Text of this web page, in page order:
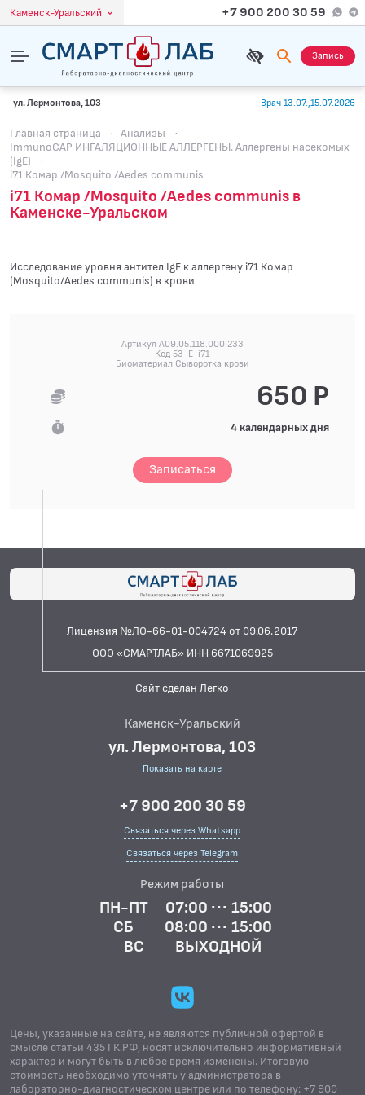
Каменск-Уральский +7 900 200 30 59
Запись
ул. Лермонтова, 103 Врач 13.07.,15.07.2026
Главная страница · Анализы
·
ImmunoCAP ИНГАЛЯЦИОННЫЕ АЛЛЕРГЕНЫ. Аллергены насекомых
(IgE)
·
i71 Комар /Mosquito /Aedes communis
i71 Комар /Mosquito /Aedes communis в
Каменске-Уральском
Исследование уровня антител IgE к аллергену i71 Комар
(Mosquito/Aedes communis) в крови
Артикул A09.05.118.000.233
Код 53-E-i71
Биоматериал Сыворотка крови
650 Р
4 календарных дня
Записаться
Лицензия №ЛО-66-01-004724 от 09.06.2017
ООО «СМАРТЛАБ» ИНН 6671069925
Сайт сделан Легко
Каменск-Уральский
ул. Лермонтова, 103
Показать на карте
+7 900 200 30 59
Связаться через Whatsapp
Связаться через Telegram
Режим работы
ПН-ПТ
07:00 ··· 15:00
СБ
08:00 ··· 15:00
ВС
ВЫХОДНОЙ
Цены, указанные на сайте, не являются публичной офертой в
смысле статьи 435 ГК.РФ, носят исключительно информативный
характер и могут быть в любое время изменены. Итоговую
стоимость необходимо уточнять у администратора в
лабораторно-диагностическом центре или по телефону: +7 900